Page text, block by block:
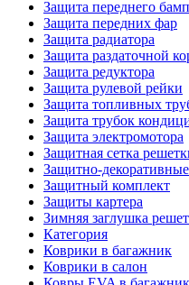
Защита переднего
Защита передних фар
Защита радиатора
Защита раздаточной
Защита редуктора
Защита рулевой рейки
Защита топливных
Защита трубок
Защита электромотора
Защитная сетка
Защитно-
Защитный комплект
Защиты картера
Зимняя заглушка
Категория
Коврики в багажник
Коврики в салон